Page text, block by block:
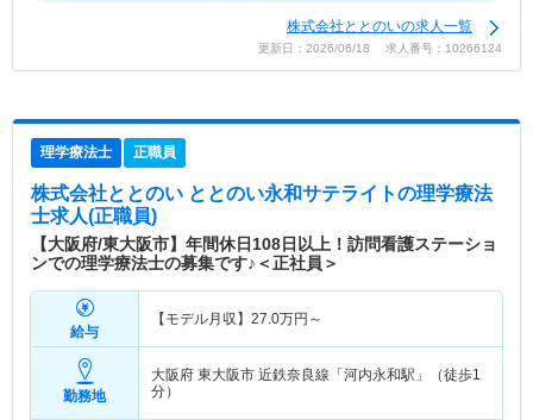
株式会社ととのいの求人一覧
更新日：2026/06/18 求人番号：10266124
理学療法士 正職員
株式会社ととのい ととのい永和サテライトの理学療法
士求人(正職員)
【大阪府/東大阪市】年間休日108日以上！訪問看護ステーショ
ンでの理学療法士の募集です♪＜正社員＞
給与
【モデル月収】 27.0万円～
勤務地
大阪府 東大阪市 近鉄奈良線「河内永和駅」（徒歩1
分）